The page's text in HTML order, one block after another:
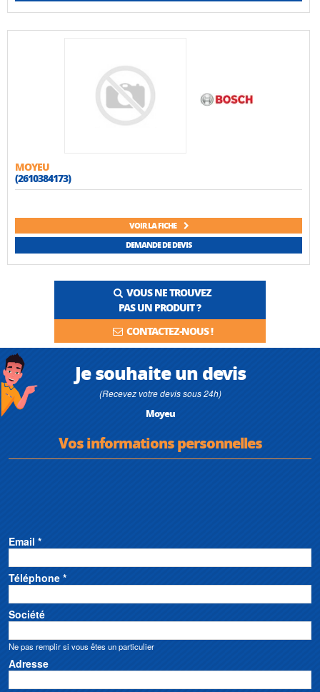
MOYEU
(2610384173)
VOIR LA FICHE
DEMANDE DE DEVIS
VOUS NE TROUVEZ
PAS UN PRODUIT ?
CONTACTEZ-NOUS !
Je souhaite un devis
(Recevez votre devis sous 24h)
Moyeu
Vos informations personnelles
Email *
Téléphone *
Société
Ne pas remplir si vous êtes un particulier
Adresse